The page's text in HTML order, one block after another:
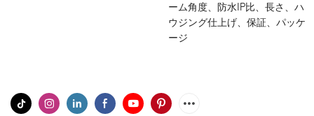
ーム角度、防水IP比、長さ、ハ
ウジング仕上げ、保証、パッケ
ージ